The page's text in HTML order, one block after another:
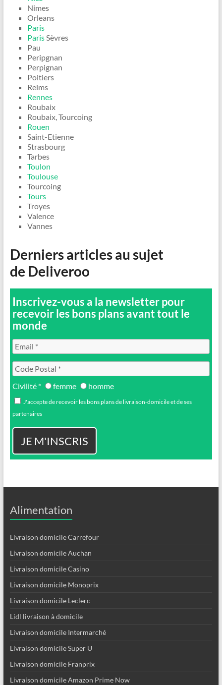
Nimes
Orleans
Paris
ParisSèvres
Pau
Peripgnan
Perpignan
Poitiers
Reims
Rennes
Roubaix
Roubaix, Tourcoing
Rouen
Saint-Etienne
Strasbourg
Tarbes
Toulon
Toulouse
Tourcoing
Tours
Troyes
Valence
Vannes
Derniers articles au sujet
de Deliveroo
Inscrivez-vous a la newsletter pour
recevoir les bons plans avant tout le
monde
Civilité * femme homme
J'accepte de recevoir les bons plans de livraison-domicile et de ses
partenaires
Alimentation
Livraison domicile Carrefour
Livraison domicile Auchan
Livraison domicile Casino
Livraison domicile Monoprix
Livraison domicile Leclerc
Lidl livraison à domicile
Livraison domicile Intermarché
Livraison domicile Super U
Livraison domicile Franprix
Livraison domicile Amazon Prime Now